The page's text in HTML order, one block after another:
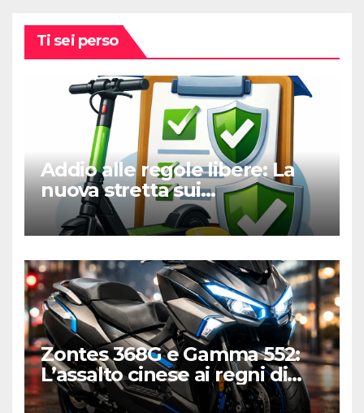
Ti sei perso
Addio alle regole libere: La
nuova stretta sui
monopattini elettrici tra
targa e polizza RC
Zontes 368G e Gamma 552:
L’assalto cinese ai regni di
Honda e Yamaha